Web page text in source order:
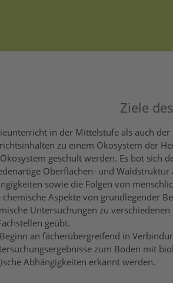
Ziele
in der Mittelstufe als auch
zu einem Ökosystem der
geschult werden. Es bot sich
Oberflächen- und
sowie die Folgen von
Aspekte von grundlegender
Untersuchungen zu
geübt.
an fächerübergreifend in
zum Boden mit
Abhängigkeiten erkannt werden.